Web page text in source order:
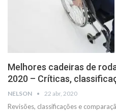
Melhores cadeiras de
2020 – Críticas,
NELSON 22 abr, 2020
Revisões, classificações e